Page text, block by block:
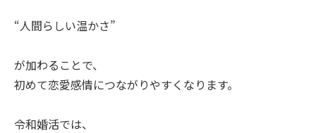
“人間らしい温かさ”
が加わることで、
初めて恋愛感情につながりやすくなります。
令和婚活では、